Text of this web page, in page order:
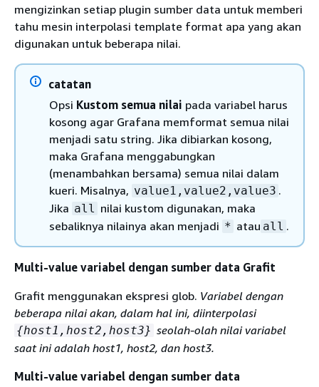
mengizinkan setiap plugin sumber data untuk memberi
tahu mesin interpolasi template format apa yang akan
digunakan untuk beberapa nilai.
catatan
Opsi Kustom semua nilai pada variabel harus
kosong agar Grafana memformat semua nilai
menjadi satu string. Jika dibiarkan kosong,
maka Grafana menggabungkan
(menambahkan bersama) semua nilai dalam
kueri. Misalnya, value1,value2,value3 .
Jika all
nilai kustom digunakan, maka
sebaliknya nilainya akan menjadi * atau all .
Multi-value variabel dengan sumber data Grafit
Grafit menggunakan ekspresi glob. Variabel dengan
beberapa nilai akan, dalam hal ini, diinterpolasi
{host1,host2,host3} seolah-olah nilai variabel
saat ini adalah host1, host2, dan host3.
Multi-value variabel dengan sumber data